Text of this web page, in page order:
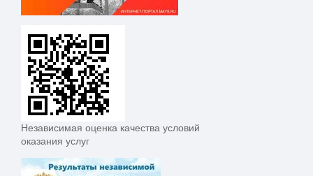
Независимая оценка качества условий
оказания услуг